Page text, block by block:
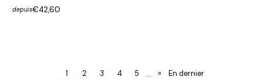
depuis€42,60
1 2 3 4 5 ... » En dernier